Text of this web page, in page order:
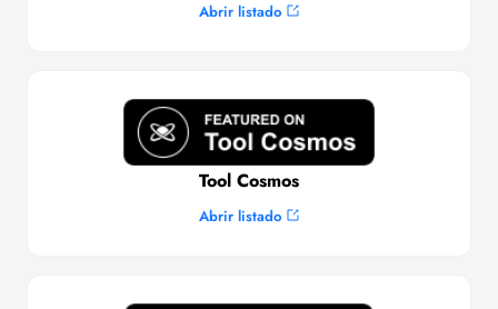
Abrir listado
Tool Cosmos
Abrir listado